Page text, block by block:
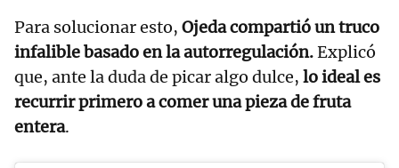
Para solucionar esto, Ojeda compartió un truco
infalible basado en la autorregulación.Explicó
que, ante la duda de picar algo dulce, lo ideal es
recurrir primero a comer una pieza de fruta
entera.